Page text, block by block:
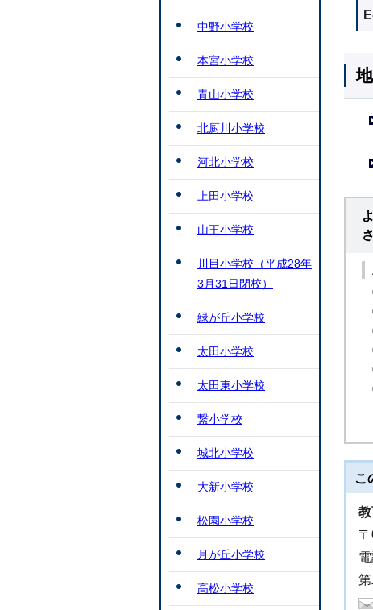
こ
中野小学校
本宮小学校
青山小学校
北厨川小学校
河北小学校
上田小学校
山王小学校
川目小学校（平成28年
3月31日閉校）
緑が丘小学校
太田小学校
太田東小学校
繋小学校
城北小学校
大新小学校
松園小学校
月が丘小学校
高松小学校